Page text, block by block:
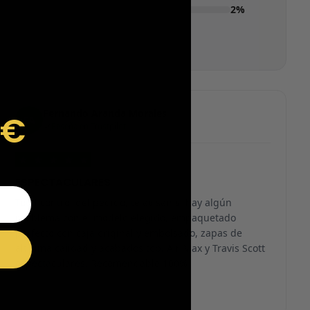
2%
Total control del pedido, te avisan si hay algún
problema con el modelo elegido, empaquetado
perfecto con caja original y embolsado, zapas de
altísima calidad y acabados top. Air Max y Travis Scott
espectaculares. Recomendable 100%.